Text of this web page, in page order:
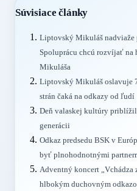
Súvisiace články
Liptovský Mikuláš nadviaže
Spoluprácu chcú rozvíjať na
Mikuláša
Liptovský Mikuláš oslavuje
strán čaká na odkazy od ľudí
Deň valaskej kultúry priblížil
generácii
Odkaz predsedu BSK v
byť plnohodnotnými
Adventný koncert „Vchádza
hlbokým duchovným